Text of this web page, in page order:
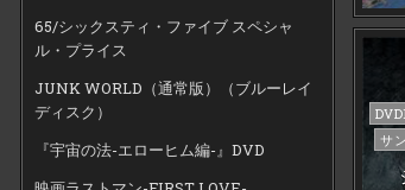
65/シックスティ・ファイブ スペシャ
ル・プライス
JUNK WORLD（通常版）（ブルーレイ
ディスク）
『宇宙の法-エローヒム編-』DVD
inサ